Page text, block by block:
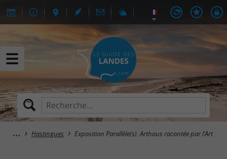
Hastingues Exposition Parallèle(s). Arthous racontée par l'Art